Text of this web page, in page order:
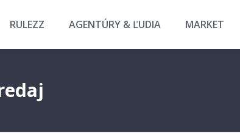
RULEZZ AGENTÚRY & ĽUDIA MARKET